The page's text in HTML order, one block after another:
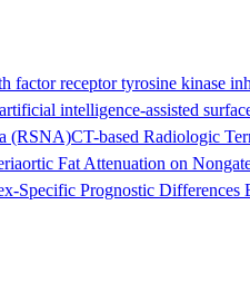
factor receptor tyrosine kinase
intelligence-assisted
CT-based Radiologic
Fat Attenuation on
Specific Prognostic